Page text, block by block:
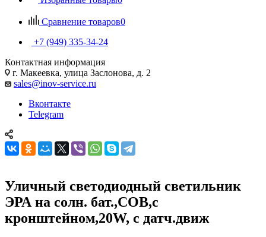
Сравнение товаров0
+7 (949) 335-34-24
Контактная информация
г. Макеевка, улица Заслонова, д. 2
sales@inov-service.ru
Вконтакте
Telegram
Уличный светодиодный светильник
ЭРА на солн. бат.,COB,с
кронштейном,20W, с датч.движ